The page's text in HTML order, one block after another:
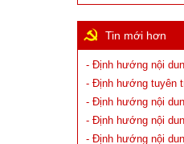
Tin mới hơn
- Định hướng nội
- Định hướng tuyên
- Định hướng nội
- Định hướng nội
- Định hướng nội